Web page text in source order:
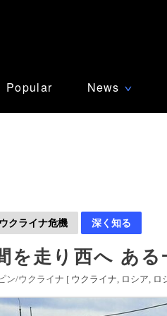
Popular News ∨
ウクライナ危機 深く知る
を走り西へ あ
ン/ウクライナ [ ウクライナ ロシア ロ